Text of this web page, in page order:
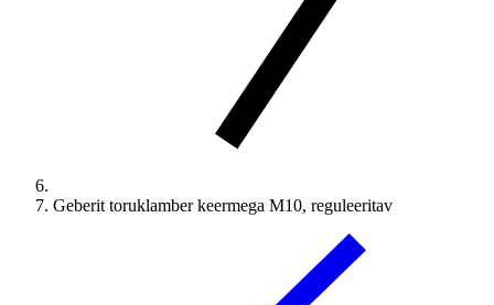
Geberit toruklamber keermega M10, reguleeritav